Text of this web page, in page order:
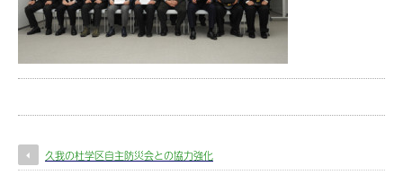
久我の杜学区自主防災会との協力強化